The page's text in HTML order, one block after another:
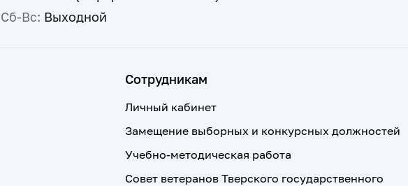
Сб-Вс: Выходной
Сотрудникам
Личный кабинет
Замещение выборных и конкурсных должностей
Учебно-методическая работа
Совет ветеранов Тверского государственного